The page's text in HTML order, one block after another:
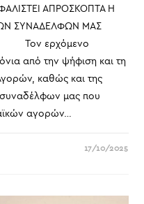
ΑΠΡΟΣΚΟΠΤΑ Η
ΣΥΝΑΔΕΛΦΩΝ ΜΑΣ
Τον ερχόμενο
από την ψήφιση και τη
καθώς και της
μας που
αγορών…
17/10/2025